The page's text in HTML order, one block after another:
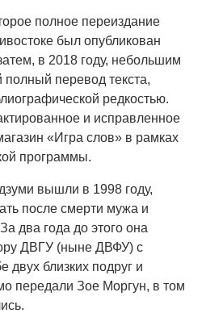
полное переиздание
был опубликован
в 2018 году, небольшим
перевод текста,
редкостью.
и исправленное
«Игра слов» в рамках
программы.
вышли в 1998 году,
после смерти мужа и
два года до этого она
ДВГУ (ныне ДВФУ) с
двух близких подруг и
передали Зое Моргун, в том